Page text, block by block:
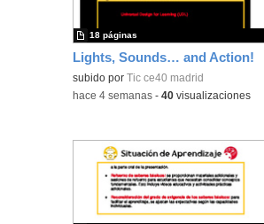
Lights, Sounds… and Action!
subido por Tic ce40 madrid
18 páginas
-hace 4 semanas -40 visualizaciones